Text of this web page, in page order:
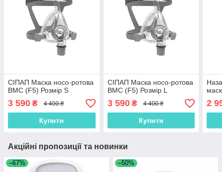
СІПАП Маска носо-ротова
BMC (F5) Розмір S
3 590 ₴ 4 400 ₴
Купити
СІПАП Маска носо-ротова
BMC (F5) Розмір L
3 590₴ 4 400 ₴
Купити
2
Акційні пропозиції та новинки
–67% –50%